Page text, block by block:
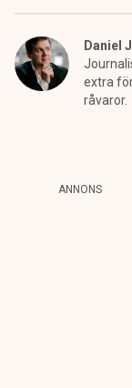
Daniel
extra
råvaror.
ANNONS